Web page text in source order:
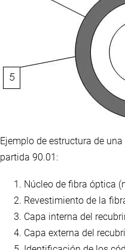
Ejemplo de estructura de
partida 90.01:
Núcleo de fibra óptica
Revestimiento de la
Capa interna del
Capa externa del